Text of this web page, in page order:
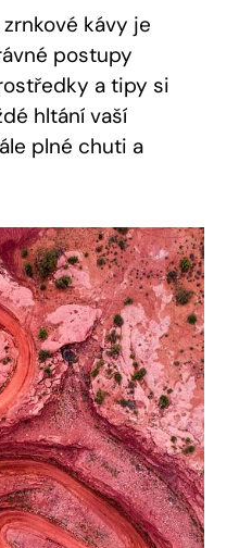
kávy je
postupy
a tipy si
hltání vaší
plné chuti a